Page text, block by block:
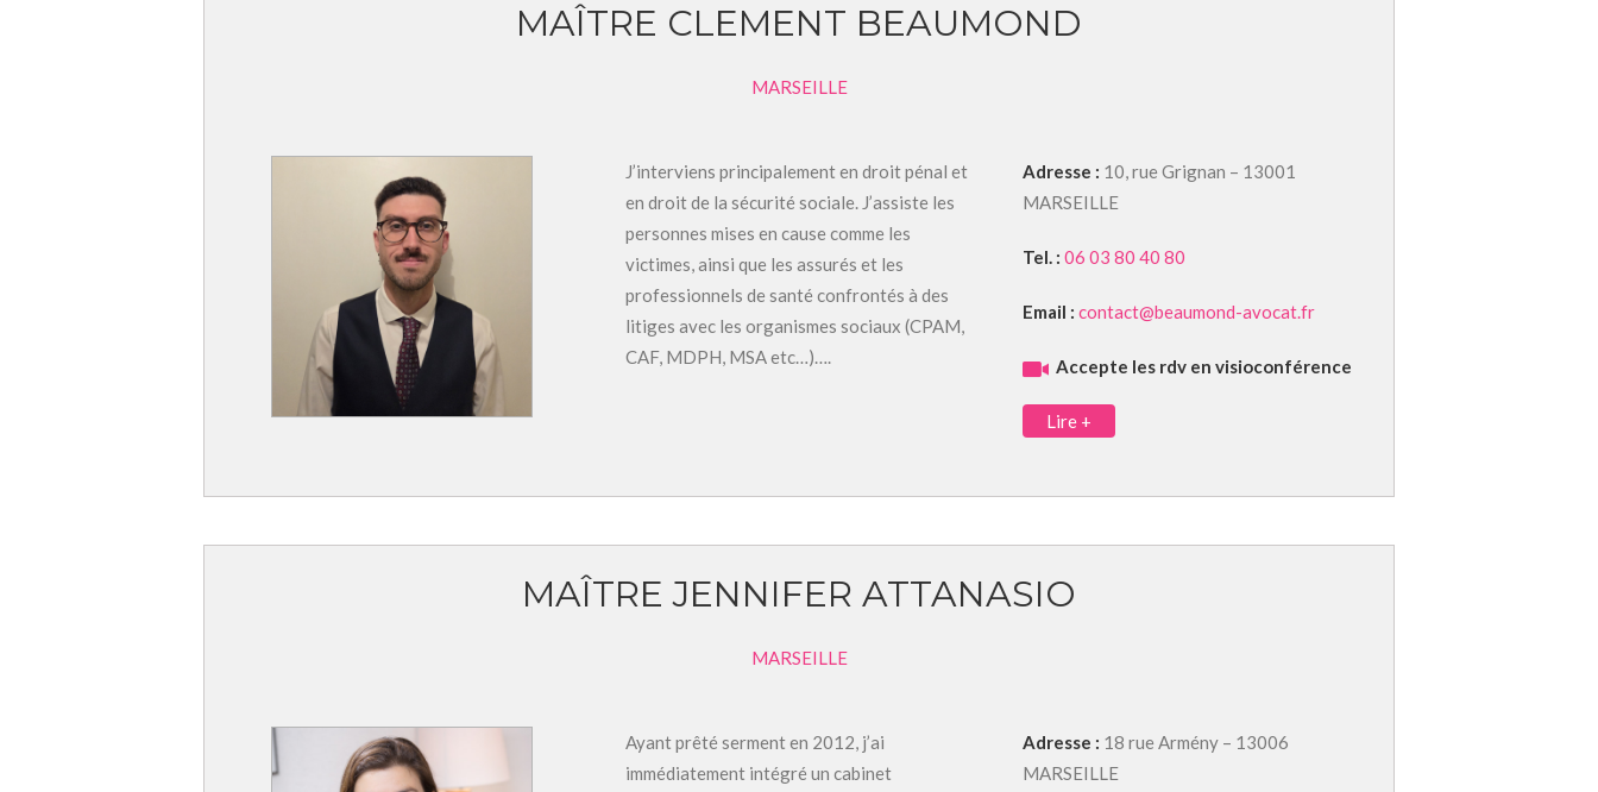
MAÎTRE CLEMENT BEAUMOND
MARSEILLE
J’interviens principalement en droit pénal et
en droit de la sécurité sociale. J’assiste les
personnes mises en cause comme les
victimes, ainsi que les assurés et les
professionnels de santé confrontés à des
litiges avec les organismes sociaux (CPAM,
CAF, MDPH, MSA etc…)….
Adresse : 10, rue Grignan – 13001
MARSEILLE
Tel. :06 03 80 40 80
Email :contact@beaumond-avocat.fr
Accepte les rdv en visioconférence
Lire +
MAÎTRE JENNIFER ATTANASIO
MARSEILLE
Ayant prêté serment en 2012, j’ai
immédiatement intégré un cabinet
Adresse : 18 rue Armény – 13006
MARSEILLE